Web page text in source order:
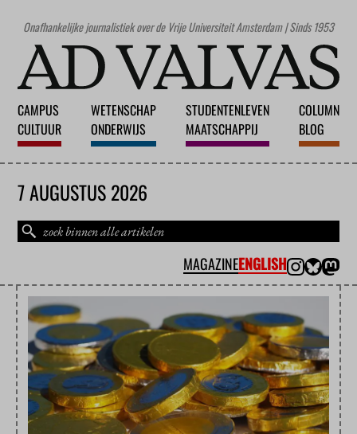
Onafhankelijke journalistiek over de Vrije Universiteit Amsterdam | Sinds 1953
CAMPUS
CULTUUR
WETENSCHAP
ONDERWIJS
STUDENTENLEVEN
MAATSCHAPPIJ
COLUMN
BLOG
7 AUGUSTUS 2026
MAGAZINEENGLISH